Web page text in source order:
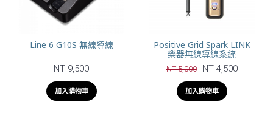
Line 6 G10S 無線導線
NT 9,500
加入購物車
Positive Grid Spark LINK
樂器無線導線系統
NT 5,000 NT 4,500
加入購物車